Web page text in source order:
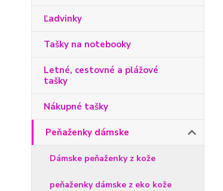
Ľadvinky
Tašky na notebooky
Letné, cestovné a plážové
tašky
Nákupné tašky
Peňaženky dámske
Dámske peňaženky z kože
peňaženky dámske z eko kože